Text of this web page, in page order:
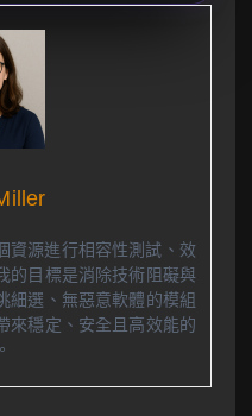
資源進行相容性測試、效
的目標是消除技術阻礙與
細選、無惡意軟體的模組
來穩定、安全且高效能的